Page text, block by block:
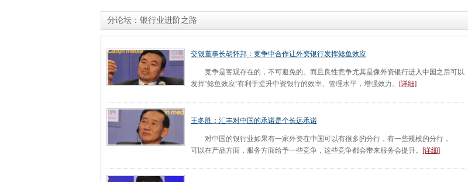
分论坛：银行业进阶之路
交银董事长胡怀邦：竞争中合作让外资银行发挥鲶鱼效应
竞争是客观存在的，不可避免的。而且良性竞争尤其是像外资银行进入中国之后可以
发挥“鲶鱼效应”有利于提升中资银行的效率、管理水平，增强效力。 [详细]
王冬胜：汇丰对中国的承诺是个长远承诺
对中国的银行业如果有一家外资在中国可以有很多的分行，有一些规模的分行，
可以在产品方面，服务方面给予一些竞争，这些竞争都会带来服务会提升。 [详细]